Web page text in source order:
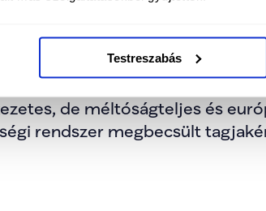
Testreszabás
Magyarországnak azt a
sikeres jövő.
de méltóságteljes és
rendszer megbecsült